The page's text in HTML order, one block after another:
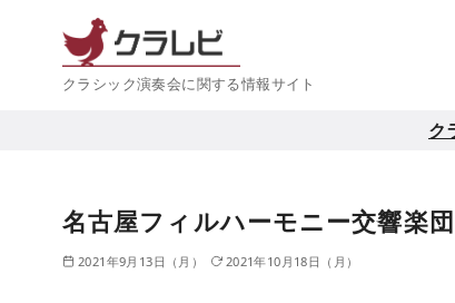
クラシック演奏会に関する情報サイト
ク
名古屋フィルハーモニー交響楽団
2021年9月13日（月） 2021年10月18日（月）